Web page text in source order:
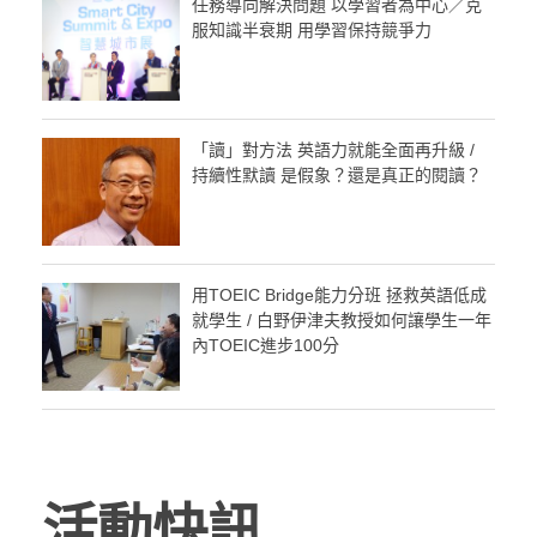
任務導向解決問題 以學習者為中心／克
服知識半衰期 用學習保持競爭力
「讀」對方法 英語力就能全面再升級 /
持續性默讀 是假象？還是真正的閱讀？
用TOEIC Bridge能力分班 拯救英語低成
就學生 / 白野伊津夫教授如何讓學生一年
內TOEIC進步100分